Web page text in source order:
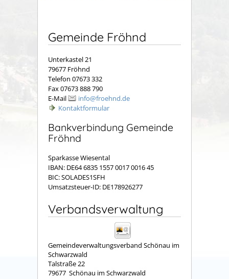
Gemeinde Fröhnd
Unterkastel 21
79677 Fröhnd
Telefon 07673 332
Fax 07673 888 790
E-Mail
info@froehnd.de
Kontaktformular
Bankverbindung Gemeinde
Fröhnd
Sparkasse Wiesental
IBAN: DE64 6835 1557 0017 0016 45
BIC: SOLADES1SFH
Umsatzsteuer-ID: DE178926277
Verbandsverwaltung
Gemeindeverwaltungsverband Schönau im
Schwarzwald
Talstraße 22
79677 Schönau im Schwarzwald